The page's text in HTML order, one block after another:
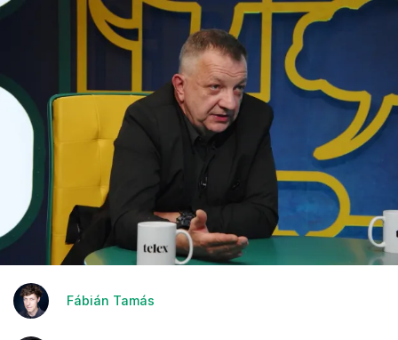
Fábián Tamás